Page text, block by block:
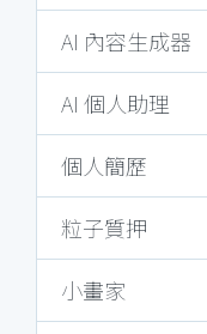
AI 內容生成器
AI 個人助理
個人簡歷
粒子質押
小畫家